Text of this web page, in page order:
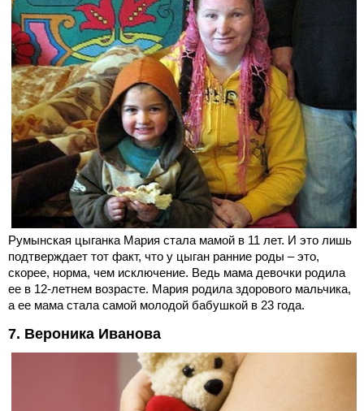
Румынская цыганка Мария стала мамой в 11 лет. И это лишь
подтверждает тот факт, что у цыган ранние роды – это,
скорее, норма, чем исключение. Ведь мама девочки родила
ее в 12-летнем возрасте. Мария родила здорового мальчика,
а ее мама стала самой молодой бабушкой в 23 года.
7. Вероника Иванова